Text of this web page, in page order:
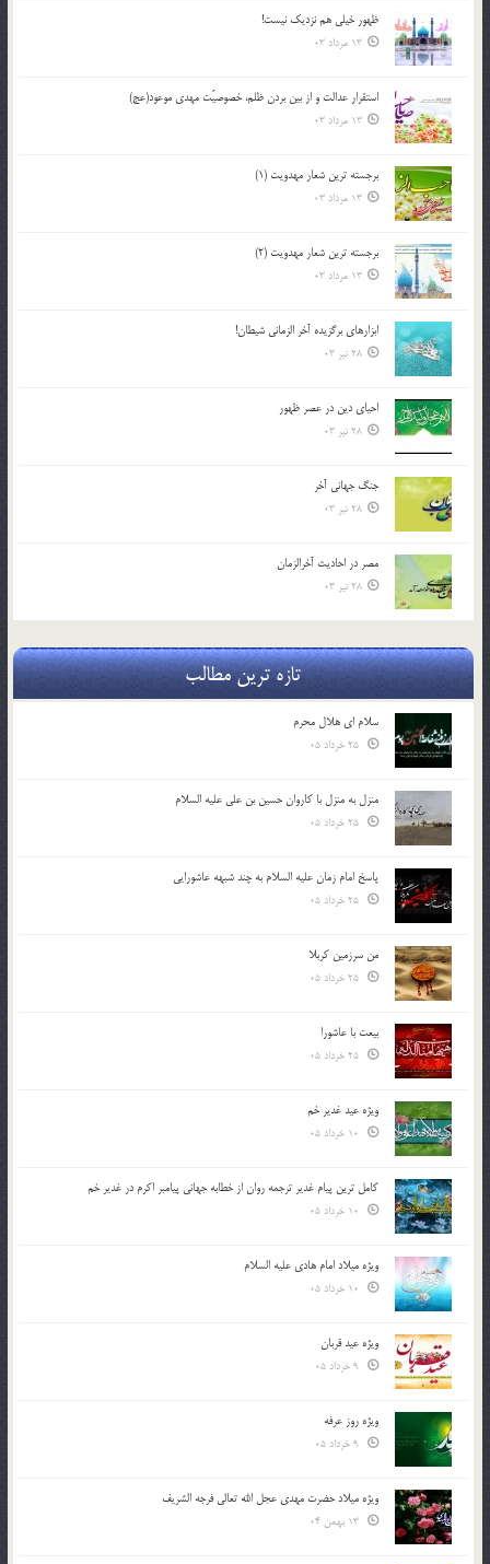
ظهور خیلی هم نزدیک نیست!
13 مرداد 03
استقرار عدالت و از بين بردن ظلم، خصوصيّت مهدي موعود(عج)
13 مرداد 03
برجسته ترين شعار مهدويت (1)
13 مرداد 03
برجسته ترين شعار مهدويت (2)
13 مرداد 03
ابزارهاي برگزيده آخر الزماني شيطان!
28 تیر 03
احياي دين در عصر ظهور
28 تیر 03
جنگ جهاني آخر
28 تیر 03
مصر در احادیث آخرالزمان
28 تیر 03
تازه ترین مطالب
سلام ای هلال محرم
منزل به منزل با کاروان حسین بن علی علیه السلام
پاسخ امام زمان علیه السلام به چند شبهه عاشورایی
من سرزمین کربلا
بیعت با عاشورا
ویژه عید غدیر خم
کامل ترین پیام غدیر ترجمه روان از خطابه جهانی پیامبر اکرم در غدیر خم
ویژه میلاد امام هادی علیه السلام
ویژه عید قربان
ویژه روز عرفه
ویژه میلاد حضرت مهدی عجل الله تعالی فرجه الشريف